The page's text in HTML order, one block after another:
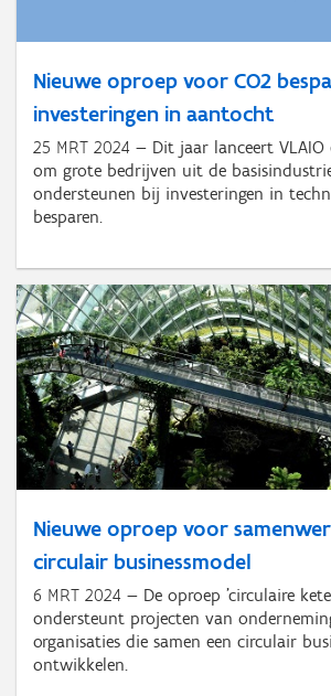
Nieuwe oproep voor CO2
investeringen in aantocht
25 MRT 2024
Dit jaar lanceert
om grote bedrijven uit de
ondersteunen bij investeringen in
besparen.
Nieuwe oproep voor
circulair businessmodel
6 MRT 2024
De oproep 'circulaire
ondersteunt projecten van
organisaties die samen een circulair
ontwikkelen.